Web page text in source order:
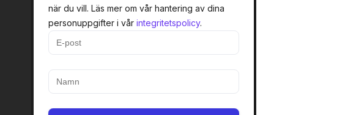
när du vill. Läs mer om vår hantering av dina
personuppgifter i vår integritetspolicy.